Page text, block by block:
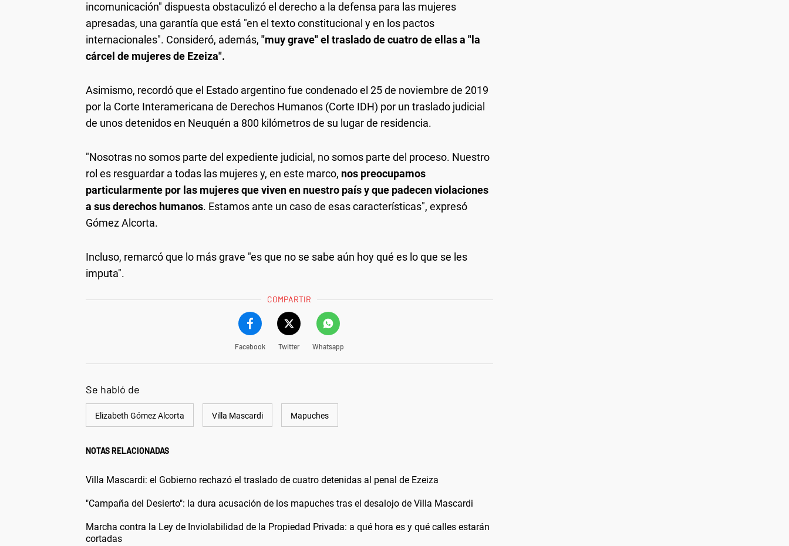
incomunicación" dispuesta obstaculizó el derecho a la defensa para las mujeres
apresadas, una garantía que está "en el texto constitucional y en los pactos
internacionales". Consideró, además, "muy grave" el traslado de cuatro de ellas a "la
cárcel de mujeres de Ezeiza".
Asimismo, recordó que el Estado argentino fue condenado el 25 de noviembre de 2019
por la Corte Interamericana de Derechos Humanos (Corte IDH) por un traslado judicial
de unos detenidos en Neuquén a 800 kilómetros de su lugar de residencia.
"Nosotras no somos parte del expediente judicial, no somos parte del proceso. Nuestro
rol es resguardar a todas las mujeres y, en este marco, nos preocupamos
particularmente por las mujeres que viven en nuestro país y que padecen violaciones
a sus derechos humanos. Estamos ante un caso de esas características", expresó
Gómez Alcorta.
Incluso, remarcó que lo más grave "es que no se sabe aún hoy qué es lo que se les
imputa".
COMPARTIR
Facebook Twitter Whatsapp
Se habló de
Elizabeth Gómez Alcorta Villa Mascardi Mapuches
NOTAS RELACIONADAS
Villa Mascardi: el Gobierno rechazó el traslado de cuatro detenidas al penal de Ezeiza
"Campaña del Desierto": la dura acusación de los mapuches tras el desalojo de Villa Mascardi
Marcha contra la Ley de Inviolabilidad de la Propiedad Privada: a qué hora es y qué calles estarán
cortadas